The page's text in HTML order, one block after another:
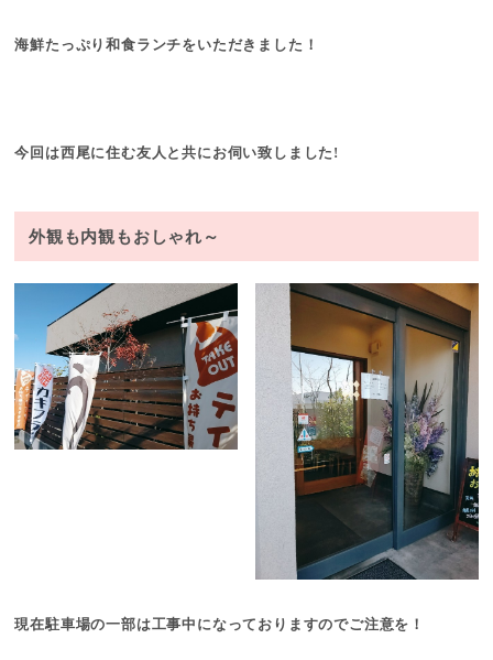
海鮮たっぷり和食ランチをいただきました！
今回は西尾に住む友人と共にお伺い致しました!
外観も内観もおしゃれ～
現在駐車場の一部は工事中になっておりますのでご注意を！